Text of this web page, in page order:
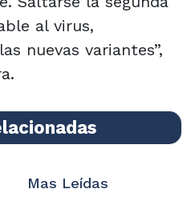
al virus,
nuevas variantes”,
Mas Leídas